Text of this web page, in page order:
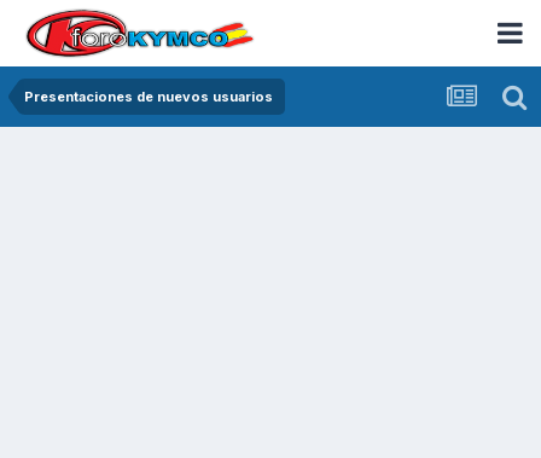
Presentaciones de nuevos usuarios